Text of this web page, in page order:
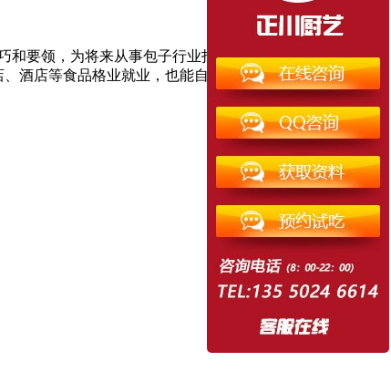
和要领，为将来从事包子行业打下基础。培训的价格一般
酒店等食品格业就业，也能自主开店开设包子店等。